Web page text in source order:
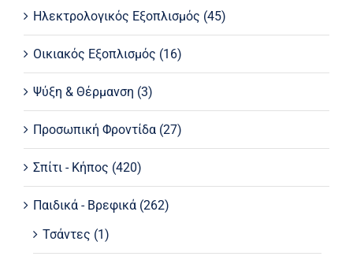
Ηλεκτρολογικός Εξοπλισμός (45)
Οικιακός Εξοπλισμός (16)
Ψύξη & Θέρμανση (3)
Προσωπική Φροντίδα (27)
Σπίτι - Κήπος (420)
Παιδικά - Βρεφικά (262)
Τσάντες (1)